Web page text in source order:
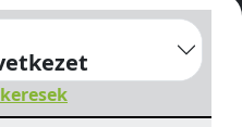
Köszegi ut 4/A-DSopron